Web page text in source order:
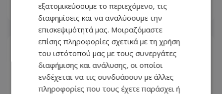
09.08.2026 - 07:46
εξατομικεύσουμε το περιεχόμενο, τις
διαφημίσεις και να αναλύσουμε την
επισκεψιμότητά μας. Μοιραζόμαστε
επίσης πληροφορίες σχετικά με τη χρήση
του ιστότοπού μας με τους συνεργάτες
διαφήμισης και ανάλυσης, οι οποίοι
ενδέχεται να τις συνδυάσουν με άλλες
πληροφορίες που τους έχετε παράσχει ή